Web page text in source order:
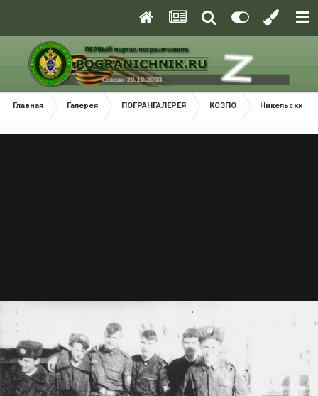
Главная Галерея ПОГРАНГАЛЕРЕЯ КСЗПО Никельский